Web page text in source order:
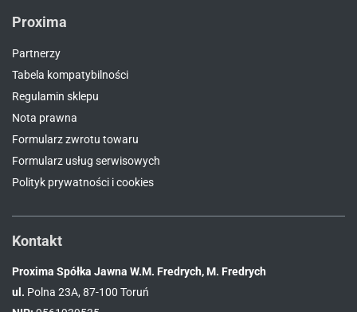
Proxima
Partnerzy
Tabela kompatybilności
Regulamin sklepu
Nota prawna
Formularz zwrotu towaru
Formularz usług serwisowych
Polityk prywatności i cookies
Kontakt
Proxima Spółka Jawna W.M. Fredrych, M. Fredrych
ul. Polna 23A, 87-100 Toruń